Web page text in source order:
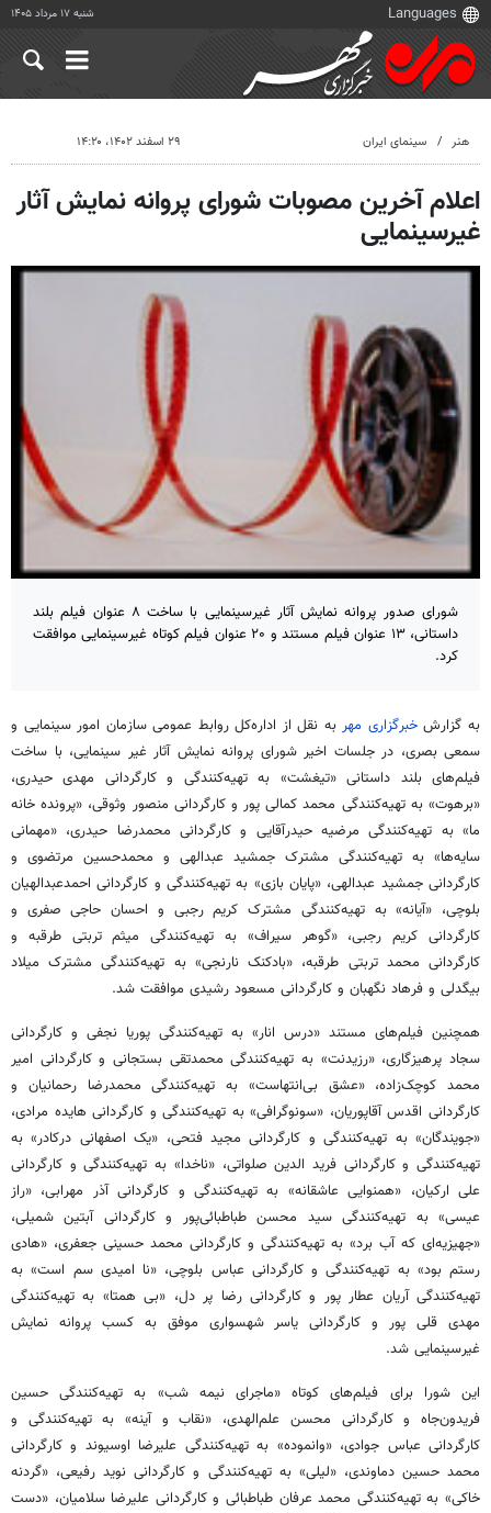
شنبه ۱۷ مرداد ۱۴۰۵
هنر سینمای ایران ۲۹ اسفند ۱۴۰۲، ۱۴:۲۰
اعلام آخرین مصوبات شورای پروانه نمایش آثار
غیرسینمایی
شورای صدور پروانه نمایش آثار غیرسینمایی با ساخت ۸ عنوان فیلم بلند
داستانی، ۱۳ عنوان فیلم مستند و ۲۰ عنوان فیلم کوتاه غیرسینمایی موافقت
کرد.
به گزارشخبرگزاری مهربه نقل از اداره‌کل روابط عمومی سازمان امور سینمایی و
سمعی بصری، در جلسات اخیر شورای پروانه نمایش آثار غیر سینمایی، با ساخت
فیلم‌‌های بلند داستانی «تیغشت» به تهیه‌کنندگی و کارگردانی مهدی حیدری،
«برهوت» به تهیه‌کنندگی محمد کمالی پور و کارگردانی منصور وثوقی، «پرونده خانه
ما» به تهیه‌کنندگی مرضیه حیدرآقایی و کارگردانی محمدرضا حیدری، «مهمانی
سایه‌ها» به تهیه‌کنندگی مشترک جمشید عبدالهی‏ و محمدحسین مرتضوی و
کارگردانی جمشید عبدالهی، «پایان بازی» به تهیه‌کنندگی و کارگردانی احمدعبدالهیان
بلوچی، «آیانه» به تهیه‌کنندگی مشترک کریم رجبی‏ و احسان حاجی صفری و
کارگردانی کریم رجبی، «گوهر سیراف» به تهیه‌کنندگی میثم تربتی طرقبه و
کارگردانی محمد تربتی طرقبه، «بادکنک نارنجی» به تهیه‌کنندگی مشترک میلاد
بیگدلی‏ و فرهاد نگهبان و کارگردانی مسعود رشیدی موافقت شد.
همچنین فیلم‌های مستند «درس انار» به تهیه‌کنندگی پوریا نجفی و کارگردانی
سجاد پرهیزگاری، «رزیدنت» به تهیه‌کنندگی محمدتقی بستجانی و کارگردانی امیر
محمد کوچک‌زاده، «عشق بی‌انتهاست» به تهیه‌کنندگی محمدرضا رحمانیان و
کارگردانی اقدس آقاپوریان، «سونوگرافی» به تهیه‌کنندگی و کارگردانی هایده مرادی،
«جویندگان» به تهیه‌کنندگی و کارگردانی مجید فتحی، «یک اصفهانی درکادر» به
تهیه‌کنندگی و کارگردانی فرید الدین صلواتی، «ناخدا» به تهیه‌کنندگی و کارگردانی
علی ارکیان، «همنوایی عاشقانه» به تهیه‌کنندگی و کارگردانی آذر مهرابی، «راز
عیسی» به تهیه‌کنندگی سید محسن طباطبائی‌پور و کارگردانی آبتین شمیلی،
«جهیزیه‌ای که آب برد» به تهیه‌کنندگی و کارگردانی محمد حسینی جعفری، «هادی
رستم بود» به تهیه‌کنندگی و کارگردانی عباس بلوچی، «نا امیدی سم است» به
تهیه‌کنندگی آریان عطار پور و کارگردانی رضا پر دل، «بی همتا» به تهیه‌کنندگی
مهدی قلی پور و کارگردانی یاسر شهسواری موفق به کسب پروانه نمایش
غیرسینمایی شد.
این شورا برای فیلم‌های کوتاه «ماجرای نیمه شب» به تهیه‌کنندگی حسین
فریدون‌جاه و کارگردانی محسن علم‌الهدی، «نقاب و آینه» به تهیه‌کنندگی و
کارگردانی عباس جوادی، «وانموده» به تهیه‌کنندگی علیرضا اوسیوند و کارگردانی
محمد حسین دماوندی، «لیلی» به تهیه‌کنندگی و کارگردانی نوید رفیعی، «گردنه
خاکی» به تهیه‌کنندگی محمد عرفان طباطبائی و کارگردانی علیرضا سلامیان، «دست